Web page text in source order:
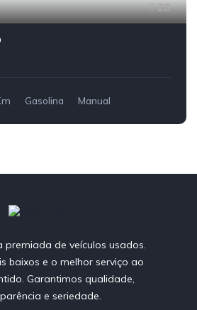
28
Gasolina Manual
premiada de veículos usados.
baixos e o melhor serviço ao
Garantimos qualidade,
e seriedade.